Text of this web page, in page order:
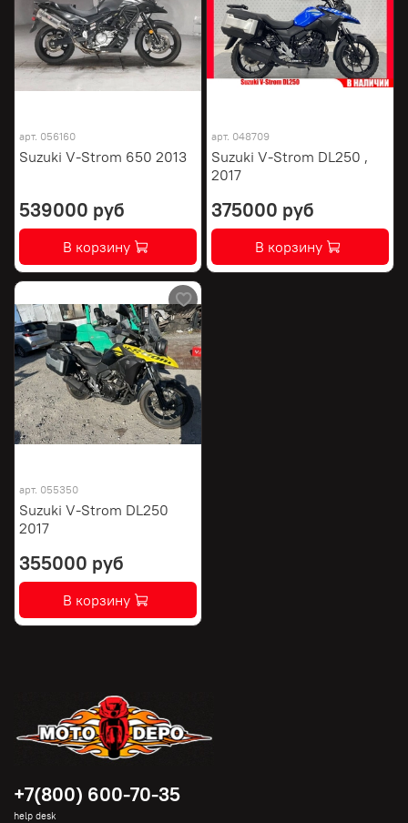
арт. 056160
Suzuki V-Strom 650 2013
539000 руб
В корзину
арт. 048709
Suzuki V-Strom DL250 ,
2017
375000 руб
В корзину
арт. 055350
Suzuki V-Strom DL250
2017
355000 руб
В корзину
+7(800) 600-70-35
help desk